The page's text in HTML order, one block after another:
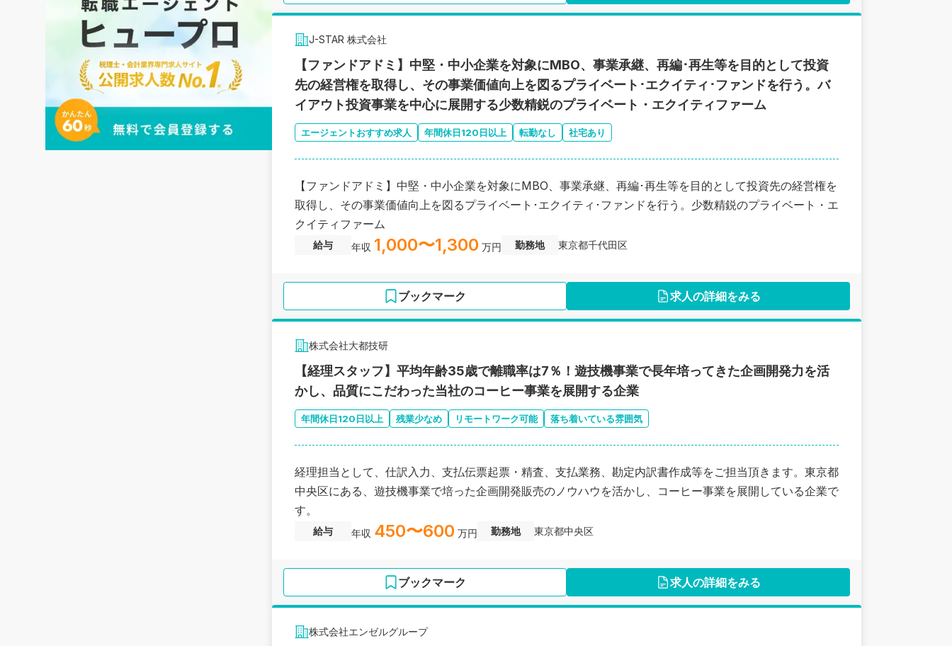
J-STAR 株式会社
【ファンドアドミ】中堅・中小企業を対象にMBO、事業承継、再編･再生等を目的として投資
先の経営権を取得し、その事業価値向上を図るプライベート･エクイティ･ファンドを行う。バ
イアウト投資事業を中心に展開する少数精鋭のプライベート・エクイティファーム
エージェントおすすめ求人 年間休日120日以上 転勤なし 社宅あり
【ファンドアドミ】中堅・中小企業を対象にMBO、事業承継、再編･再生等を目的として投資先の経営権を
取得し、その事業価値向上を図るプライベート･エクイティ･ファンドを行う。少数精鋭のプライベート・エ
クイティファーム
給与 年収 1,000〜1,300 万円 勤務地 東京都千代田区
ブックマーク 求人の詳細をみる
株式会社大都技研
【経理スタッフ】平均年齢35歳で離職率は7％！遊技機事業で長年培ってきた企画開発力を活
かし、品質にこだわった当社のコーヒー事業を展開する企業
年間休日120日以上 残業少なめ リモートワーク可能 落ち着いている雰囲気
経理担当として、仕訳入力、支払伝票起票・精査、支払業務、勘定内訳書作成等をご担当頂きます。東京都
中央区にある、遊技機事業で培った企画開発販売のノウハウを活かし、コーヒー事業を展開している企業で
す。
給与 年収 450〜600 万円 勤務地 東京都中央区
ブックマーク 求人の詳細をみる
株式会社エンゼルグループ